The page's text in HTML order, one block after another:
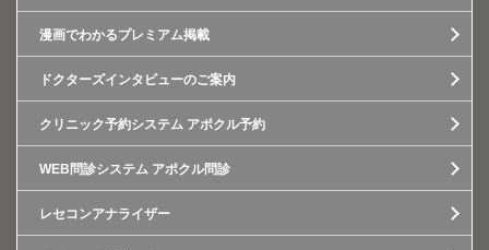
漫画でわかるプレミアム掲載
ドクターズインタビューのご案内
クリニック予約システム アポクル予約
WEB問診システム アポクル問診
レセコンアナライザー